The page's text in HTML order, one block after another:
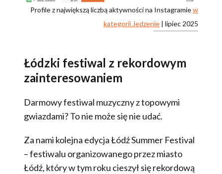
Profile z największą liczbą aktywności na Instagramiew
kategorii Jedzenie | lipiec 2025
Łódzki festiwal z rekordowym
zainteresowaniem
Darmowy festiwal muzyczny z topowymi
gwiazdami? To nie może się nie udać.
Za nami kolejna edycja Łódź Summer Festival
– festiwalu organizowanego przez miasto
Łódź, który w tym roku cieszył się rekordową